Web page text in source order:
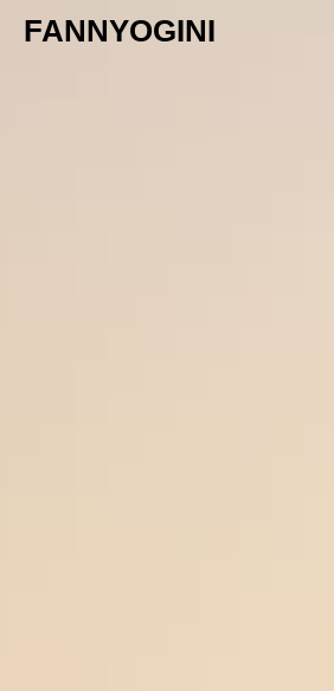
FANNYOGINI